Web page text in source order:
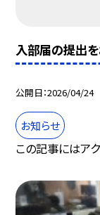
入部届の提出を
公開日 2026/04/24
お知らせ
この記事にはア